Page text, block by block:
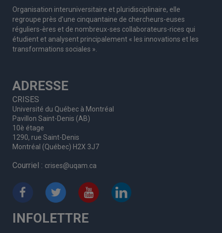
Organisation interuniversitaire et pluridisciplinaire, elle
regroupe près d’une cinquantaine de chercheurs-euses
réguliers-ères et de nombreux-ses collaborateurs-rices qui
étudient et analysent principalement « les innovations et les
transformations sociales ».
ADRESSE
CRISES
Université du Québec à Montréal
Pavillon Saint-Denis (AB)
10è étage
1290, rue Saint-Denis
Montréal (Québec) H2X 3J7
Courriel : crises@uqam.ca
INFOLETTRE